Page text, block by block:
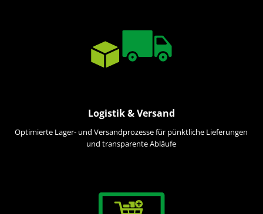
Logistik & Versand
Optimierte Lager- und Versandprozesse für pünktliche Lieferungen
und transparente Abläufe